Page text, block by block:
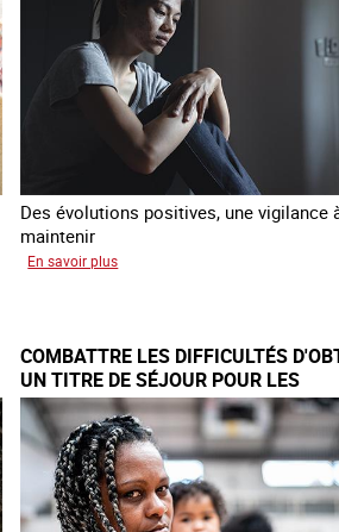
Des évolutions positives, une vigilance
maintenir
En savoir plus
du
combat
contre
l’esclavage
domestique
en
France
COMBATTRE LES DIFFICULTÉS
UN TITRE DE SÉJOUR POUR LES
VICTIMES DE TRAITE